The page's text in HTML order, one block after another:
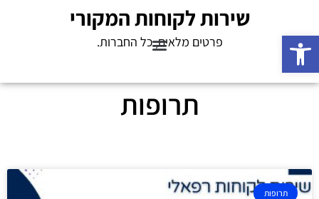
פתח סרגל נגישות
שירות לקוחות המקורי
פרטים מלאים, כל החברות.
תרופות
תרופות